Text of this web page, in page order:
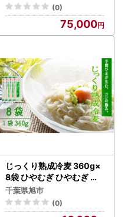
(0)
75,000
じっくり熟成冷麦 360g×
8袋 ひやむぎ ひやむぎ ひ
やむぎ ひやむぎ ひやむぎ
ひやむぎ ひやむぎ
千葉県旭市
(0)